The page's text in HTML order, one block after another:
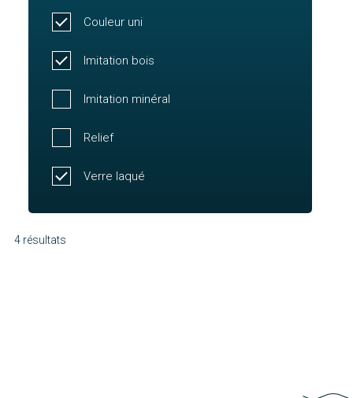
Couleur uni
Imitation bois
Imitation minéral
Relief
Verre laqué
4 résultats